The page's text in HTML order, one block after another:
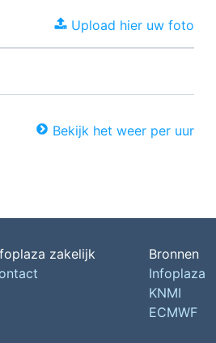
Upload hier uw foto
Bekijk het weer per uur
zakelijk
Bronnen
Infoplaza
KNMI
ECMWF